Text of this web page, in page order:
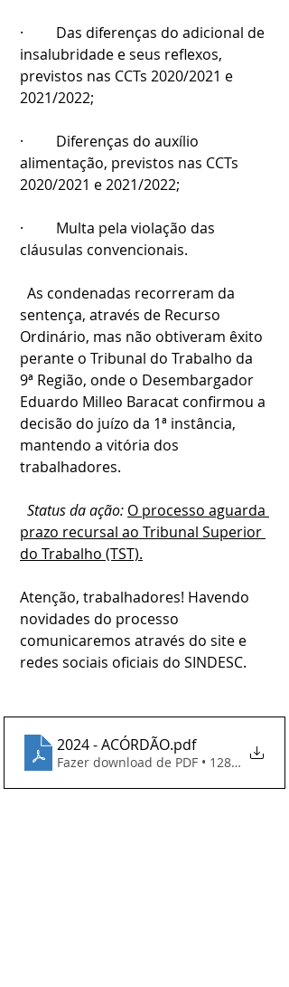
·         Das diferenças do adicional de
insalubridade e seus reflexos,
previstos nas CCTs 2020/2021 e
2021/2022;
·         Diferenças do auxílio
alimentação, previstos nas CCTs
2020/2021 e 2021/2022;
·         Multa pela violação das
cláusulas convencionais.
sentença, através de Recurso
Ordinário, mas não obtiveram êxito
perante o Tribunal do Trabalho da
9ª Região, onde o Desembargador
Eduardo Milleo Baracat confirmou a
decisão do juízo da 1ª instância,
mantendo a vitória dos
trabalhadores.
  Status da ação:
O processo aguarda
prazo recursal ao Tribunal Superior
do Trabalho (TST).
Atenção, trabalhadores! Havendo
novidades do processo
comunicaremos através do site e
redes sociais oficiais do SINDESC.
2024 - ACÓRDÃO.pdf
Fazer download de PDF • 128KB